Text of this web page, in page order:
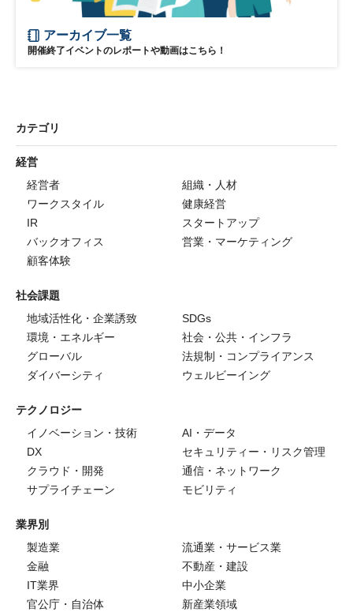
アーカイブ一覧
開催終了イベントのレポートや動画はこちら！
カテゴリ
経営
経営者
組織・人材
ワークスタイル
健康経営
IR
スタートアップ
バックオフィス
営業・マーケティング
顧客体験
社会課題
地域活性化・企業誘致
SDGs
環境・エネルギー
社会・公共・インフラ
グローバル
法規制・コンプライアンス
ダイバーシティ
ウェルビーイング
テクノロジー
イノベーション・技術
AI・データ
DX
セキュリティー・リスク管理
クラウド・開発
通信・ネットワーク
サプライチェーン
モビリティ
業界別
製造業
流通業・サービス業
金融
不動産・建設
IT業界
中小企業
官公庁・自治体
新産業領域